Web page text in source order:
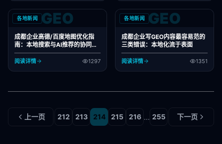
各地新闻 GEO
成都企业高德/百度地图优化指
南：本地搜索与AI推荐的协同效
应
阅读详情 1297
各地新闻 GEO
成都企业写GEO内容最容易范的
三类错误：本地化流于表面
阅读详情 1351
上一页 212 213 214 215 216 ... 255 下一页